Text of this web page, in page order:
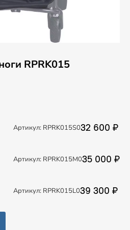
RPRK015
Артикул: RPRK015S032 600 ₽
Артикул: RPRK015M035 000 ₽
Артикул: RPRK015L039 300 ₽